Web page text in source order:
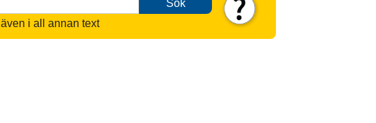
Sök
även i all annan text